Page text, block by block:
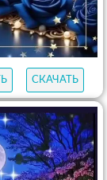
СКАЧАТЬ